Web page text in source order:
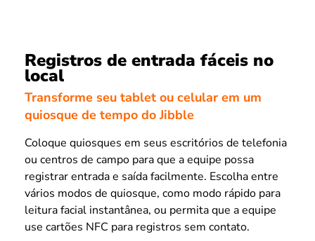
Registros de entrada fáceis no
local
Transforme seu tablet ou celular em um
quiosque de tempo do Jibble
Coloque quiosques em seus escritórios de telefonia
ou centros de campo para que a equipe possa
registrar entrada e saída facilmente. Escolha entre
vários modos de quiosque, como modo rápido para
leitura facial instantânea, ou permita que a equipe
use cartões NFC para registros sem contato.